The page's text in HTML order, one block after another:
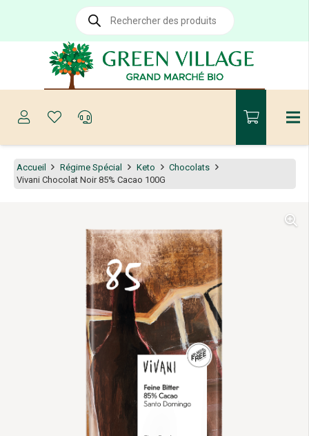
Recherche
produits
Accueil Régime Spécial Keto
Chocolats
Vivani Chocolat Noir 85% Cacao 100G